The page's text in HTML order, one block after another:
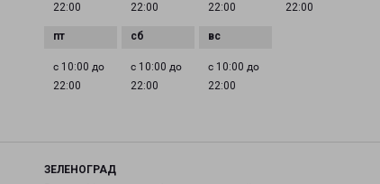
22:00
22:00
22:00
22:00
с 10:00 до
22:00
с 10:00 до
22:00
с 10:00 до
22:00
ЗЕЛЕНОГРАД